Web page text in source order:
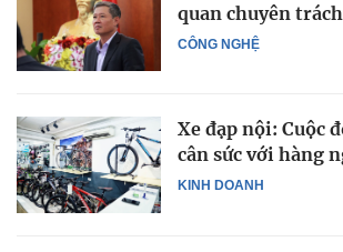
CÔNG NGHỆ
quan chuyên
KINH DOANH
Xe đạp nội: Cuộc
cân sức với hàng